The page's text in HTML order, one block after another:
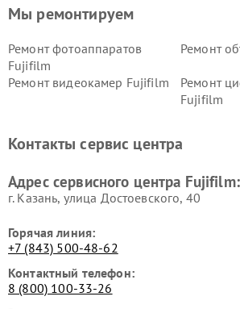
Мы ремонтируем
Ремонт фотоаппаратов
Fujifilm
Ремонт
Ремонт видеокамер Fujifilm
Ремонт
Fujifilm
Контакты сервис центра
Адрес сервисного центра Fujifilm:
г. Казань, улица Достоевского, 40
Горячая линия:
+7 (843) 500-48-62
Контактный телефон:
8 (800) 100-33-26